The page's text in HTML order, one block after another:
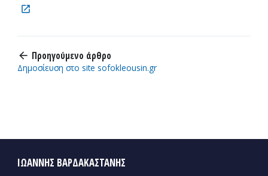
arrow_back Προηγούμενο άρθρο
Δημοσίευση στο site sofokleousin.gr
ΙΩΑΝΝΗΣ ΒΑΡΔΑΚΑΣΤΑΝΗΣ